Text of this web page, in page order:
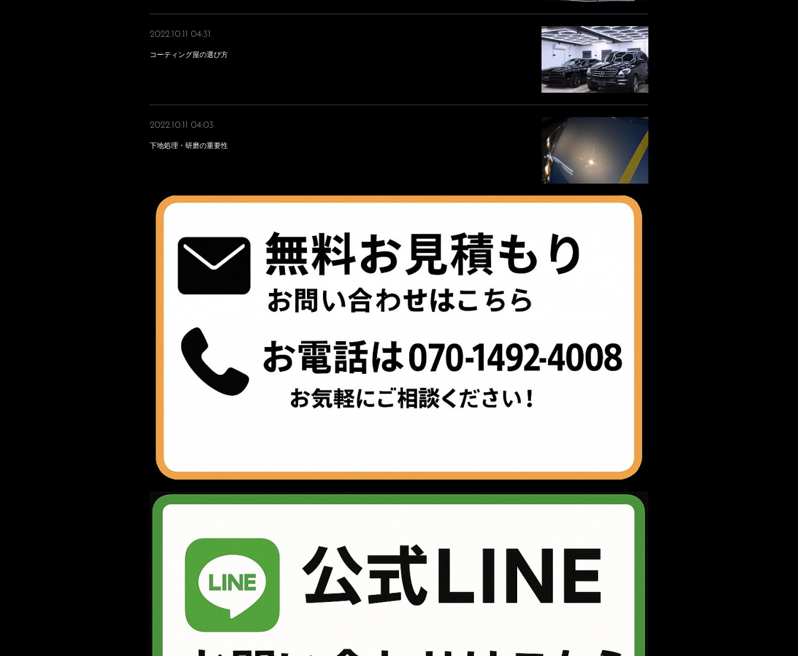
2022.10.11 04:31
コーティング屋の選び方
2022.10.11 04:03
下地処理・研磨の重要性